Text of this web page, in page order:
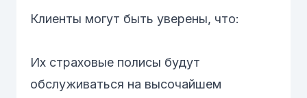
Клиенты могут быть уверены, что:
Их страховые полисы будут
обслуживаться на высочайшем